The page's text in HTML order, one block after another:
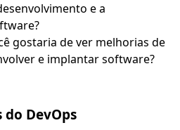
e a
gostaria de ver melhorias de
e implantar software?
DevOps